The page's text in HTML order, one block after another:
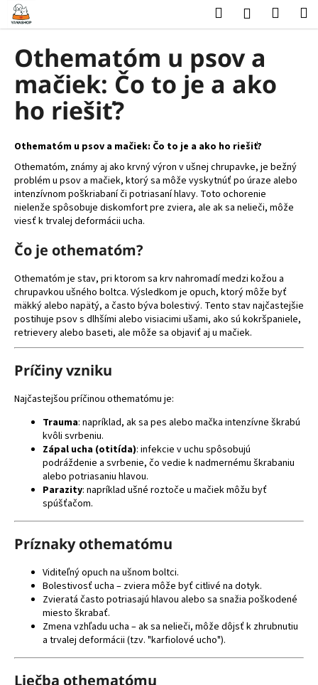
Prejsť
obsah
HľadaťPrihlásenie
Othematóm u psov a
mačiek: Čo to je a ako
ho riešiť?
Othematóm u psov a mačiek: Čo to je a ako ho riešiť?
Othematóm, známy aj ako krvný výron v ušnej chrupavke, je bežný
problém u psov a mačiek, ktorý sa môže vyskytnúť po úraze alebo
intenzívnom poškriabaní či potriasaní hlavy. Toto ochorenie
nielenže spôsobuje diskomfort pre zviera, ale ak sa nelieči, môže
viesť k trvalej deformácii ucha.
Čo je othematóm?
Othematóm je stav, pri ktorom sa krv nahromadí medzi kožou a
chrupavkou ušného boltca. Výsledkom je opuch, ktorý môže byť
mäkký alebo napätý, a často býva bolestivý. Tento stav najčastejšie
postihuje psov s dlhšími alebo visiacimi ušami, ako sú kokršpaniele,
retrievery alebo baseti, ale môže sa objaviť aj u mačiek.
Príčiny vzniku
Najčastejšou príčinou othematómu je:
Trauma: napríklad, ak sa pes alebo mačka intenzívne škrabú
kvôli svrbeniu.
Zápal ucha (otitída): infekcie v uchu spôsobujú
podráždenie a svrbenie, čo vedie k nadmernému škrabaniu
alebo potriasaniu hlavou.
Parazity: napríklad ušné roztoče u mačiek môžu byť
spúšťačom.
Príznaky othematómu
Viditeľný opuch na ušnom boltci.
Bolestivosť ucha – zviera môže byť citlivé na dotyk.
Zvieratá často potriasajú hlavou alebo sa snažia poškodené
miesto škrabať.
Zmena vzhľadu ucha – ak sa nelieči, môže dôjsť k zhrubnutiu
a trvalej deformácii (tzv. "karfiolové ucho").
Liečba othematómu
o
Č
o
p
t
r
e
b
u
j
e
t
e
n
á
j
s
ť
HĽADAŤ
O
a
m